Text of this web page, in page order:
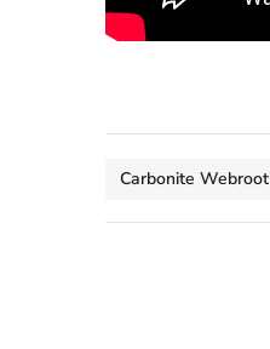
Carbonite Webroot